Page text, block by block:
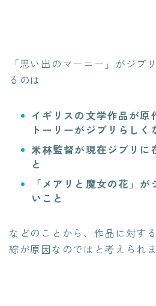
「思い出のマーニー」がジブ
るのは
イギリスの文学作品が原
トーリーがジブリらしく
米林監督が現在ジブリに
と
「メアリと魔女の花」
いこと
などのことから、作品に対す
綜が原因なのではと考えられ